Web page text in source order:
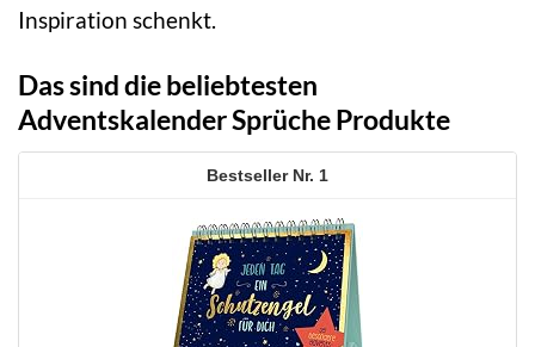
Inspiration schenkt.
Das sind die beliebtesten
Adventskalender Sprüche Produkte
1